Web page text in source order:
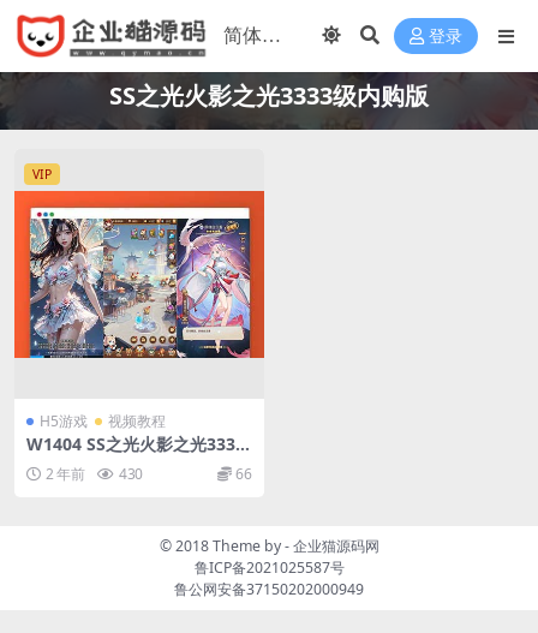
登录
SS之光火影之光3333级内购版
VIP
H5游戏 视频教程
W1404 SS之光火影之光3333
级内购版_稀有二次元动漫卡通
卡牌回合手游_Linux服务端_
页授权后台_安卓版本
2 年前 430 66
© 2018 Theme by -企业猫源码网
鲁ICP备2021025587号
鲁公网安备37150202000949